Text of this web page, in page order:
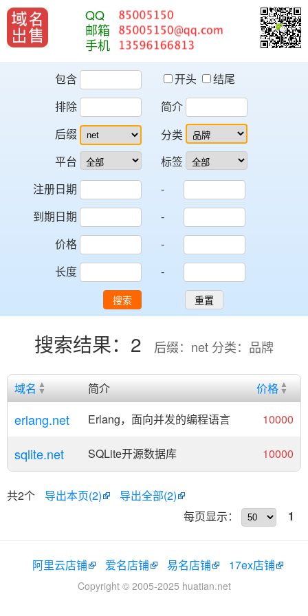
QQ
邮箱
手机
包含 开头
结尾
排除
简介
后缀
平台
分类
标签
注册日期
-
到期日期
-
价格
-
长度
-
搜索 重置
搜索结果：2 后缀：net 分类：品牌
域名 简介 价格
erlang.net Erlang，面向并发的编程语言 10000
sqlite.net SQLite开源数据库 10000
共2个 导出本页(2)
导出全部(2)
每页显示：
1
阿里云店铺 爱名店铺 易名店铺 17ex店铺
Copyright © 2005-2025 huatian.net